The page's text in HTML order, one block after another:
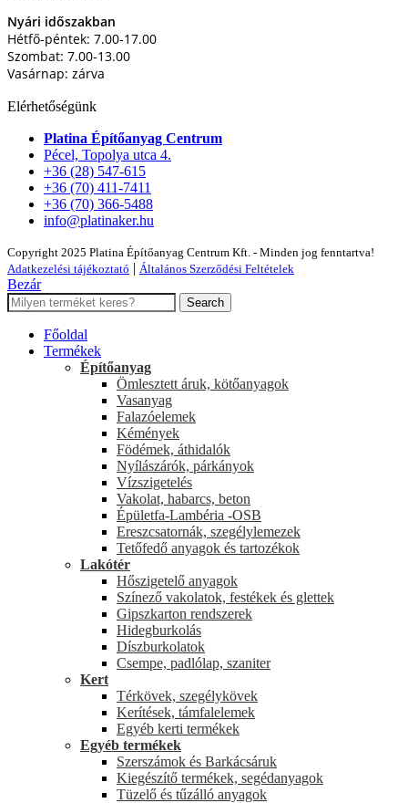
Nyári időszakban
Hétfő-péntek: 7.00-17.00
Szombat: 7.00-13.00
Vasárnap: zárva
Elérhetőségünk
Platina Építőanyag Centrum
Pécel, Topolya utca 4.
+36 (28) 547-615
+36 (70) 411-7411
+36 (70) 366-5488
info@platinaker.hu
Copyright 2025 Platina Építőanyag Centrum Kft. - Minden jog fenntartva!
Adatkezelési tájékoztató | Általános Szerződési Feltételek
Bezár
Search
Főoldal
Termékek
Építőanyag
Ömlesztett áruk, kötőanyagok
Vasanyag
Falazóelemek
Kémények
Födémek, áthidalók
Nyílászárók, párkányok
Vízszigetelés
Vakolat, habarcs, beton
Épületfa-Lambéria -OSB
Ereszcsatornák, szegélylemezek
Tetőfedő anyagok és tartozékok
Lakótér
Hőszigetelő anyagok
Színező vakolatok, festékek és glettek
Gipszkarton rendszerek
Hidegburkolás
Díszburkolatok
Csempe, padlólap, szaniter
Kert
Térkövek, szegélykövek
Kerítések, támfalelemek
Egyéb kerti termékek
Egyéb termékek
Szerszámok és Barkácsáruk
Kiegészítő termékek, segédanyagok
Tüzelő és tűzálló anyagok